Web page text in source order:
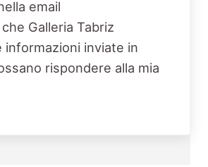
email
Galleria Tabriz
informazioni inviate in
rispondere alla mia